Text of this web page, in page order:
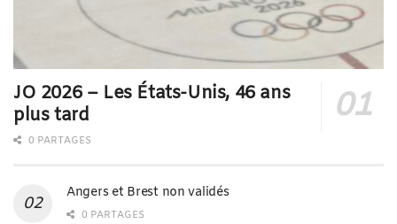
JO 2026 – Les États-Unis, 46 ans
plus tard
0 PARTAGES
Angers et Brest non validés
0 PARTAGES